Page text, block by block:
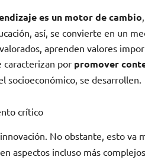
es un motor de cambio
así, se convierte en un
aprenden valores
caracterizan por promover
socioeconómico, se desarrollen.
crítico
No obstante, esto va
aspectos incluso más